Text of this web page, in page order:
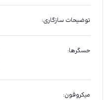
توضیحات سازگاری:
حسگرها:
میکروفون: